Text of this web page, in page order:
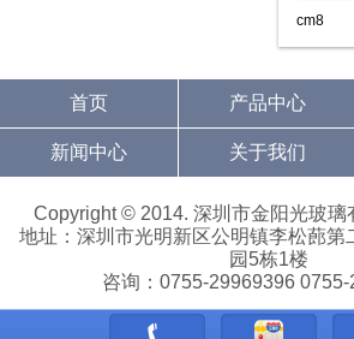
cm8
首页 产品中心
新闻中心 关于我们
Copyright © 2014. 深圳市金阳光玻璃
地址：深圳市光明新区公明镇李松蓢第
园5栋1楼
咨询：0755-29969396